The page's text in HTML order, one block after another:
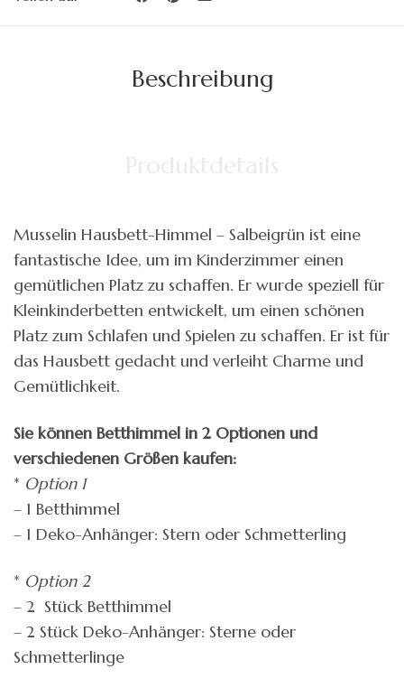
Beschreibung
Musselin Hausbett-Himmel – Salbeigrün ist eine
fantastische Idee, um im Kinderzimmer einen
gemütlichen Platz zu schaffen. Er wurde speziell für
Kleinkinderbetten entwickelt, um einen schönen
Platz zum Schlafen und Spielen zu schaffen. Er ist für
das Hausbett gedacht und verleiht Charme und
Gemütlichkeit.
Sie können Betthimmel in 2 Optionen und
verschiedenen Größen kaufen:
* Option 1
– 1 Betthimmel
– 1 Deko-Anhänger: Stern oder Schmetterling
* Option 2
– 2 Stück Betthimmel
– 2 Stück Deko-Anhänger: Sterne oder
Schmetterlinge